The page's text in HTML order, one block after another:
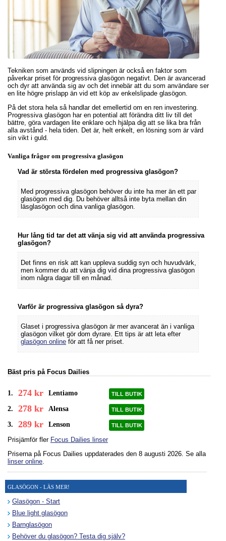
Tekniken som används vid slipningen är också en faktor som
påverkar priset för progressiva glasögon negativt. Den är avancerad
och dyr att använda sig av och det innebär att du som användare ser
en lite högre prislapp än vid ett köp av enkelslipade glasögon.
På det stora hela så handlar det emellertid om en ren investering.
Progressiva glasögon har en potential att förändra ditt liv till det
bättre, göra vardagen lite enklare och hjälpa dig att se lika bra från
alla avstånd - hela tiden. Det är, helt enkelt, en lösning som är värd
sin vikt i guld.
Vanliga frågor om progressiva glasögon
Vad är största fördelen med progressiva glasögon?
Med progressiva glasögon behöver du inte ha mer än ett par
glasögon med dig. Du behöver alltså inte byta mellan din
läsglasögon och dina vanliga glasögon.
Hur lång tid tar det att vänja sig vid att använda progressiva
glasögon?
Det finns en risk att kan uppleva suddig syn och huvudvärk,
men kommer du att vänja dig vid dina progressiva glasögon
inom några dagar till en månad.
Varför är progressiva glasögon så dyra?
Glaset i progressiva glasögon är mer avancerat än i vanliga
glasögon vilket gör dom dyrare. Ett tips är att leta efter
glasögon online för att få ner priset.
Bäst pris på Focus Dailies
1. 274 kr Lentiamo TILL BUTIK
2. 278 kr Alensa TILL BUTIK
3. 289 kr Lenson TILL BUTIK
Prisjämför fler Focus Dailies linser
Priserna på Focus Dailies uppdaterades den 8 augusti 2026. Se alla
linser online.
GLASÖGON - LÄS MER!
Glasögon - Start
Blue light glasögon
Barnglasögon
Behöver du glasögon? Testa dig själv?